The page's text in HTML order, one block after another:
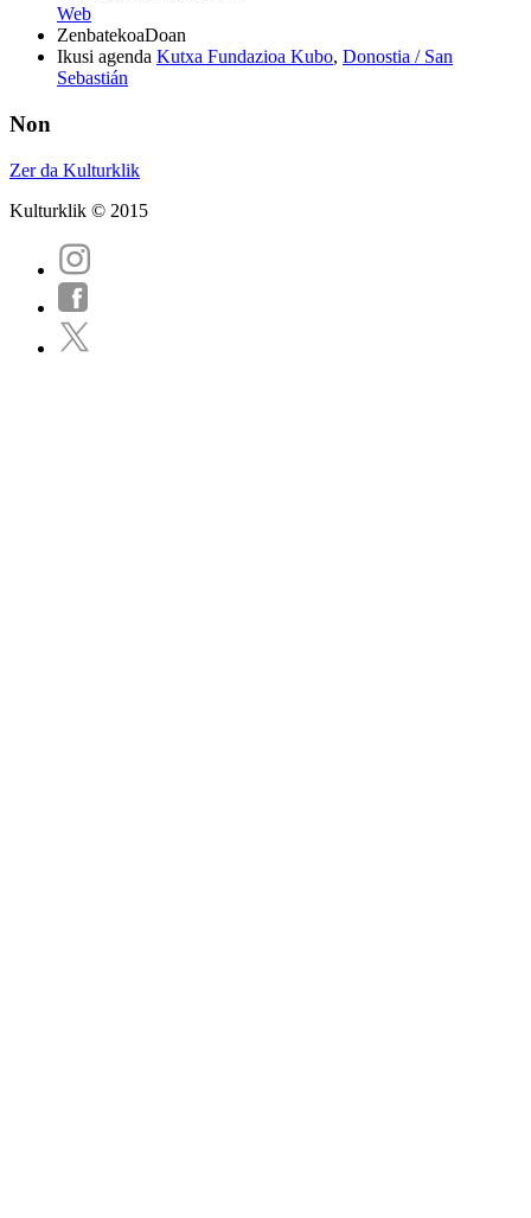
Web
ZenbatekoaDoan
Ikusi agenda Kutxa Fundazioa Kubo, Donostia / San
Sebastián
Non
Zer da Kulturklik
Kulturklik © 2015